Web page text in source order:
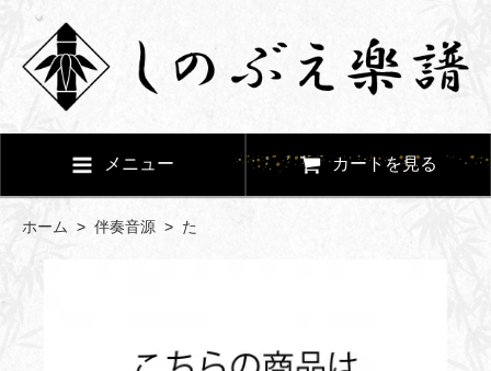
メニュー カートを見る
ホーム > 伴奏音源 > た